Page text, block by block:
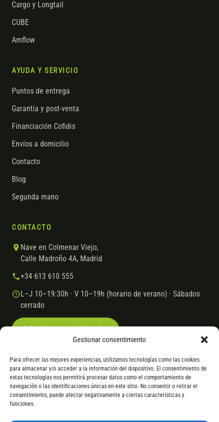
Gestionar consentimiento
Para ofrecer las mejores experiencias, utilizamos tecnologías como las cookies
para almacenar y/o acceder a la información del dispositivo. El consentimiento de
estas tecnologías nos permitirá procesar datos como el comportamiento de
navegación o las identificaciones únicas en este sitio. No consentir o retirar el
consentimiento, puede afectar negativamente a ciertas características y
funciones.
Cargo y Longtail
CUBE
Amflow
AYUDA Y SERVICIO
Puntos de entrega
Garantía y post-venta
Financiación Cofidis
Envíos a domicilio
Contacto
Blog
Segunda mano
CONTACTO
Nave en Colmenar Viejo,
Calle Madroño 4A, Madrid
+34 613 610 555
L–J 10–19:30h · V 10–19h (horario de verano) · Sábados
cerrado
© 2026 Ebike.esAviso legal Política de cookies
VISA Mastercard Transferencia Cofidis
* Financiación instantánea con Cofidis hasta 6.000 € sin intereses.